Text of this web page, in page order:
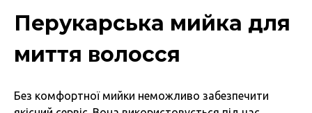
Перукарська мийка для
миття волосся
Без комфортної мийки неможливо забезпечити